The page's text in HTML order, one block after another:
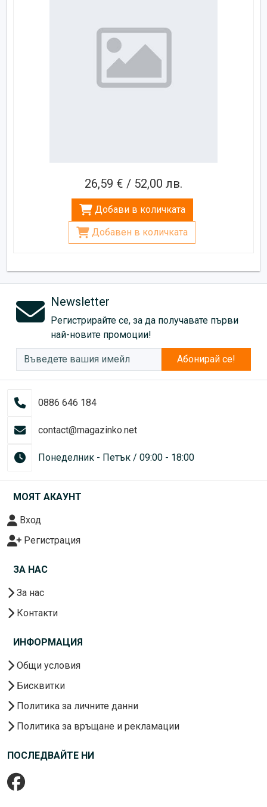
26,59 € / 52,00 лв.
Добави в количката
Добавен в количката
Newsletter
Регистрирайте се, за да получавате първи
най-новите промоции!
Абонирай се!
0886 646 184
contact@magazinko.net
Понеделник - Петък / 09:00 - 18:00
МОЯТ АКАУНТ
Вход
Регистрация
ЗА НАС
За нас
Контакти
ИНФОРМАЦИЯ
Общи условия
Бисквитки
Политика за личните данни
Политика за връщане и рекламации
ПОСЛЕДВАЙТЕ НИ